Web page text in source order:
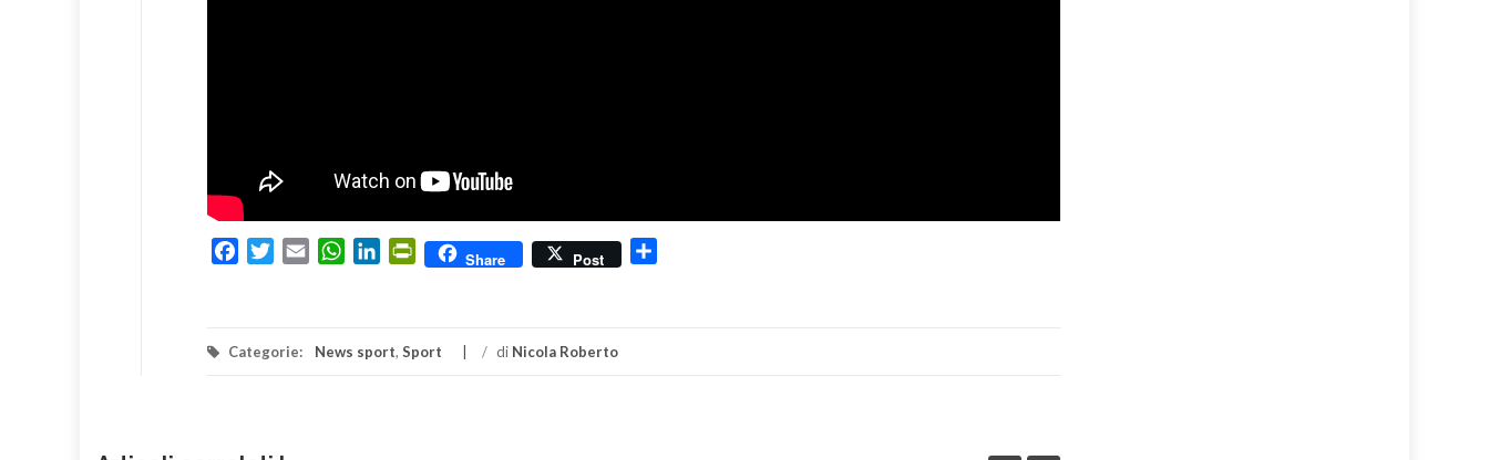
FacebookTwitterEmail WhatsApp
LinkedInPrintFriendly
Share Post
Categorie: News sport, Sport / di Nicola Roberto